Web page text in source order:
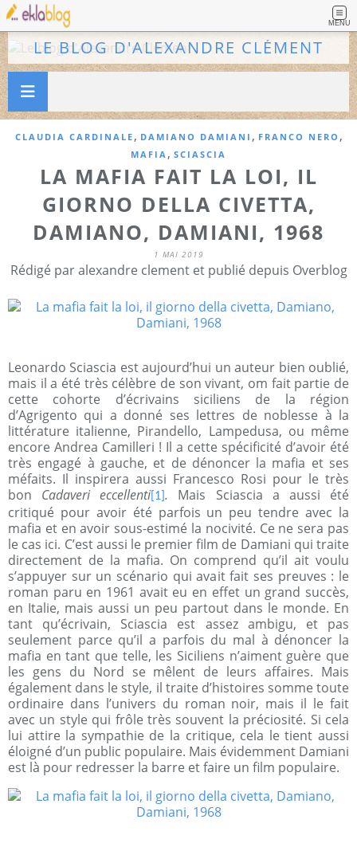
MENU
LE BLOG D'ALEXANDRE CLÉMENT
CLAUDIA CARDINALE , DAMIANO DAMIANI , FRANCO NERO ,
MAFIA , SCIASCIA
LA MAFIA FAIT LA LOI, IL
GIORNO DELLA CIVETTA,
DAMIANO, DAMIANI, 1968
1 MAI 2019
Rédigé par alexandre clement et publié depuis Overblog
Leonardo Sciascia est aujourd’hui un auteur bien oublié,
mais il a été très célèbre de son vivant, om fait partie de
cette cohorte d’écrivains siciliens de la région
d’Agrigento qui a donné ses lettres de noblesse à la
littérature italienne, Pirandello, Lampedusa, ou même
encore Andrea Camilleri ! Il a cette spécificité d’avoir été
très engagé à gauche, et de dénoncer la mafia et ses
méfaits. Il inspirera aussi Francesco Rosi pour le très
bon Cadaveri eccellenti [1]. Mais Sciascia a aussi été
critiqué pour avoir été parfois un peu tendre avec la
mafia et en avoir sous-estimé la nocivité. Ce ne sera pas
le cas ici. C’est aussi le premier film de Damiani qui traite
directement de la mafia. On comprend qu’il ait voulu
s’appuyer sur un scénario qui avait fait ses preuves : le
roman paru en 1961 avait eu en effet un grand succès,
en Italie, mais aussi un peu partout dans le monde. En
tant qu’écrivain, Sciascia est assez ambigu, et pas
seulement parce qu’il a parfois du mal à dénoncer la
mafia en tant que telle, les Siciliens n’aiment guère que
les gens du Nord se mêlent de leurs affaires. Mais
également dans le style, il traite d’histoires somme toute
ordinaire dans l’univers du roman noir, mais il le fait
avec un style qui frôle très souvent la préciosité. Si cela
lui attire la sympathie de la critique, cela le tient aussi
éloigné d’un public populaire. Mais évidemment Damiani
est là pour redresser la barre et faire un film populaire.